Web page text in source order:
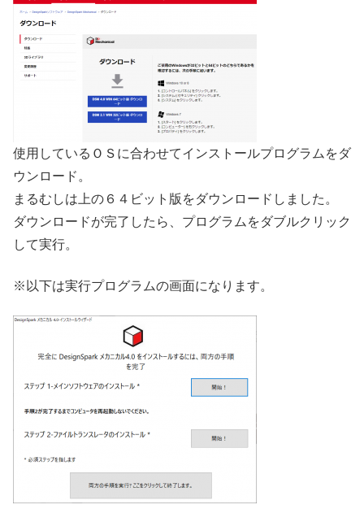
使用しているＯＳに合わせてインストールプログラムをダ
ウンロード。
まるむしは上の６４ビット版をダウンロードしました。
ダウンロードが完了したら、プログラムをダブルクリック
して実行。
※以下は実行プログラムの画面になります。